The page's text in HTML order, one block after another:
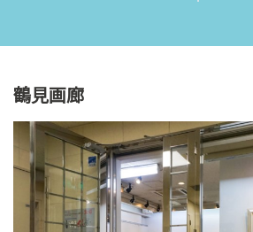
ー
ジ
へ
の
鶴見画廊